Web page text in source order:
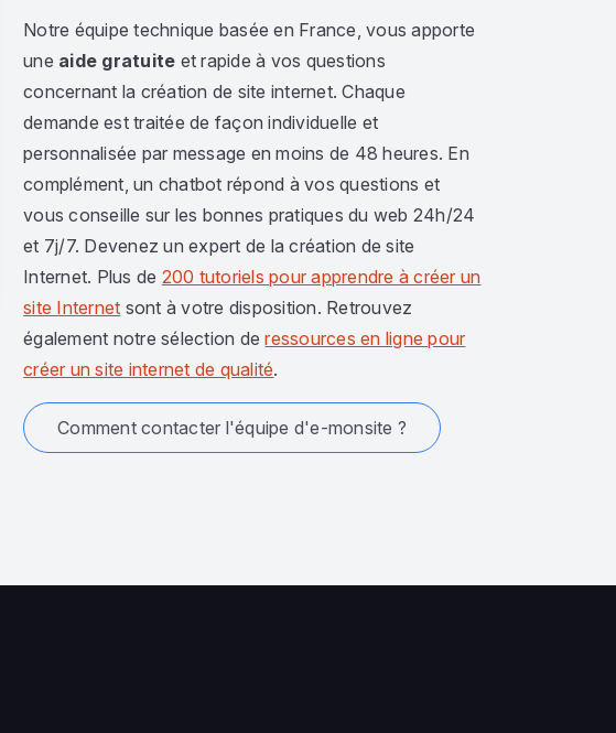
Notre équipe technique basée en France, vous apporte
une aide gratuite et rapide à vos questions
concernant la création de site internet. Chaque
demande est traitée de façon individuelle et
personnalisée par message en moins de 48 heures. En
complément, un chatbot répond à vos questions et
vous conseille sur les bonnes pratiques du web 24h/24
et 7j/7. Devenez un expert de la création de site
Internet. Plus de 200 tutoriels pour apprendre à créer un
site Internet sont à votre disposition. Retrouvez
également notre sélection deressources en ligne pour
créer un site internet de qualité.
Comment contacter l'équipe d'e-monsite ?